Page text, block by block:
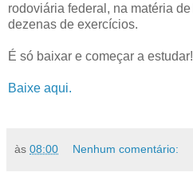
rodoviária federal, na matéria
dezenas de exercícios.
É só baixar e começar a estudar!
Baixe aqui.
às 08:00 Nenhum comentário: